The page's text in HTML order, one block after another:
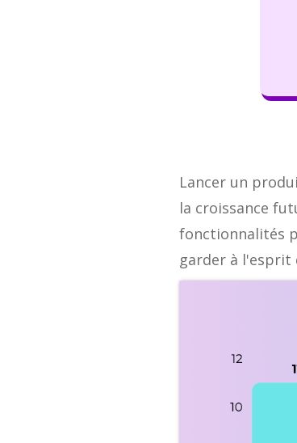
Lancer un
la croissance
fonctionnalités
garder à l'esprit